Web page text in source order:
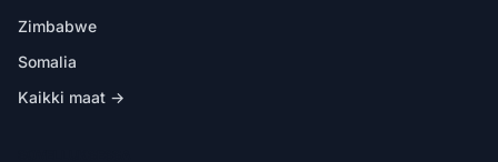
Zimbabwe
Somalia
Kaikki maat →